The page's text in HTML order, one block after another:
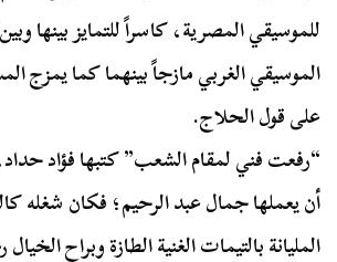
للموسيقي المصرية، كاسراً للتمايز بينها
الموسيقي الغربي مازجاً بينهما كما يمزج
على قول الحلاج.
“رفعت فني لمقام الشعب” كتبها فؤاد
أن يعملها جمال عبد الرحيم؛ فكان شغله
المليانة بالتيمات الغنية الطازة وبراح